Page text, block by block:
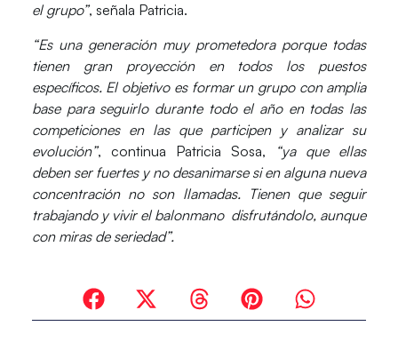
el grupo”, señala Patricia.
“Es una generación muy prometedora porque todas
tienen gran proyección en todos los puestos
específicos. El objetivo es formar un grupo con amplia
base para seguirlo durante todo el año en todas las
competiciones en las que participen y analizar su
evolución”, continua Patricia Sosa,
“ya que ellas
deben ser fuertes y no desanimarse si en alguna nueva
concentración no son llamadas. Tienen que seguir
trabajando y vivir el balonmano disfrutándolo, aunque
con miras de seriedad”.